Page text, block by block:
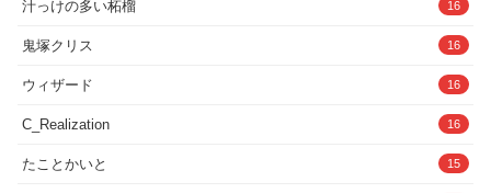
汁っけの多い柘榴 16
鬼塚クリス 16
ウィザード 16
C_Realization 16
たことかいと 15